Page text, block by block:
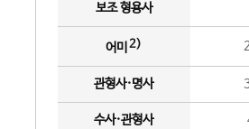
보조 형용사
어미 2)
관형사·명사
수사·관형사